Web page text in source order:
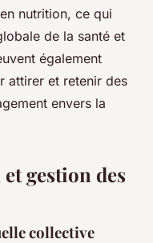
nutrition, ce qui
de la santé et
également
attirer et retenir des
envers la
gestion des
collective